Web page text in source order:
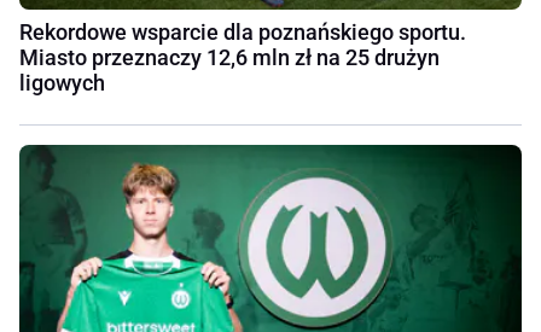
Rekordowe wsparcie dla poznańskiego sportu.
Miasto przeznaczy 12,6 mln zł na 25 drużyn
ligowych